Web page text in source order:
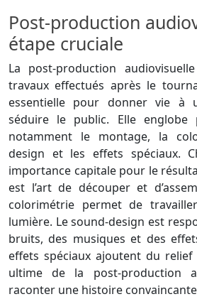
Post-production
étape cruciale
La post-production
travaux effectués après le
essentielle pour donner vie à
séduire le public. Elle englobe
notamment le montage, la
design et les effets spéciaux.
importance capitale pour le
est l’art de découper et
colorimétrie permet de
lumière. Le sound-design est
bruits, des musiques et des
effets spéciaux ajoutent du relief
ultime de la post-production
raconter une histoire